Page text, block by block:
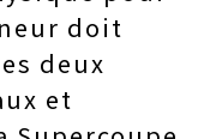
doit
deux
et